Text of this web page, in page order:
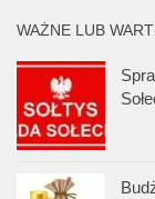
WAŻNE LUB